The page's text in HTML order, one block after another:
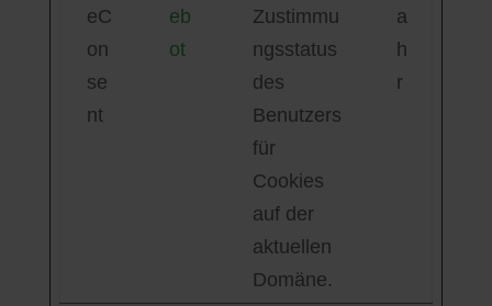
eC
on
se
nt
eb
ot
Zustimmu
ngsstatus
des
Benutzers
für
Cookies
auf der
aktuellen
Domäne.
a
h
r